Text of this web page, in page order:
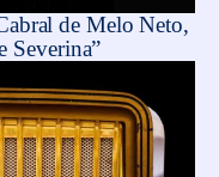
de Melo Neto,
Severina”